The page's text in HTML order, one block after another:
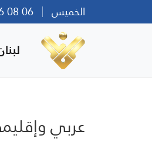
الخميس
عربي